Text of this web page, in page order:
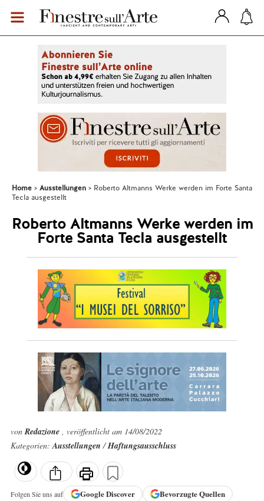
Home Ausstellungen
Roberto Altmanns Werke werden im Forte Santa
Tecla ausgestellt
Roberto Altmanns Werke werden im
Forte Santa Tecla ausgestellt
vonRedazione , veröffentlicht am 14/08/2022
Kategorien:Ausstellungen/Haftungsausschluss
Folgen Sie uns auf GoogleDiscover Bevorzugte Quellen